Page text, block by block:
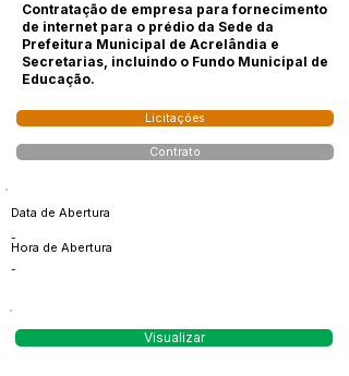
Contratação de empresa para fornecimento
de internet para o prédio da Sede da
Prefeitura Municipal de Acrelândia e
Secretarias, incluindo o Fundo Municipal de
Educação.
Licitações
Contrato
Data de Abertura
-
Hora de Abertura
-
Visualizar